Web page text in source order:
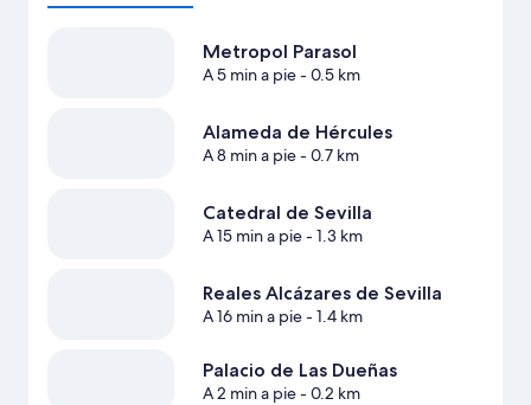
Metropol Parasol
A 5 min a pie- 0.5 km
Alameda de Hércules
A 8 min a pie- 0.7 km
Catedral de Sevilla
A 15 min a pie- 1.3 km
Reales Alcázares de Sevilla
A 16 min a pie- 1.4 km
Palacio de Las Dueñas
A 2 min a pie- 0.2 km